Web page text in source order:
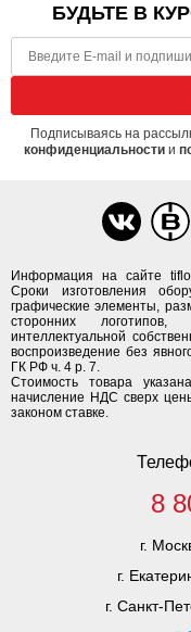
Информация на сайте
Сроки изготовления
графические элементы,
сторонних
интеллектуальной
воспроизведение без
ГК РФ ч. 4 р. 7.
Стоимость товара
начисление НДС сверх
законом ставке.
8
г.
г.
г. Санкт-
БУДЬТЕ В
Подписываясь на
конфиденциальностии